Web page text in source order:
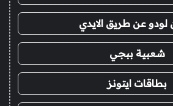
عن طريق الايدي
شعبية ببجي
بطاقات ايتونز